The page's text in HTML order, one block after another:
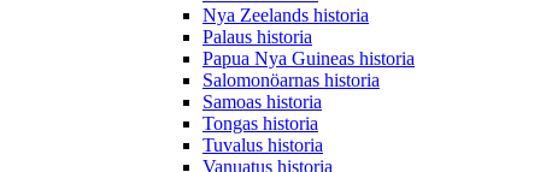
Nya Zeelands historia
Palaus historia
Papua Nya Guineas historia
Salomonöarnas historia
Samoas historia
Tongas historia
Tuvalus historia
Vanuatus historia